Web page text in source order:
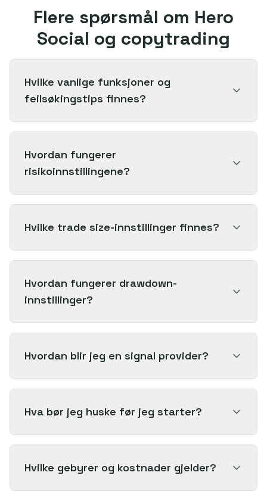
Flere spørsmål om Hero
Social og copytrading
Hvilke vanlige funksjoner og
feilsøkingstips finnes?
Hvordan fungerer
risikoinnstillingene?
Hvilke trade size-innstillinger finnes?
Hvordan fungerer drawdown-
innstillinger?
Hvordan blir jeg en signal provider?
Hva bør jeg huske før jeg starter?
Hvilke gebyrer og kostnader gjelder?